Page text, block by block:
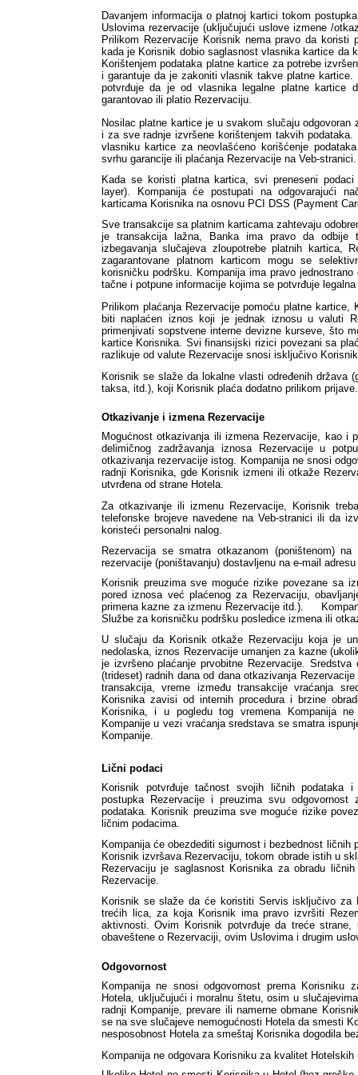
Davanjem informacija o platnoj kartici tokom
Uslovima rezervacije (uključujući uslove izmene /
Prilikom Rezervacije Korisnik nema pravo da
kada je Korisnik dobio saglasnost vlasnika kartice da
Korištenjem podataka platne kartice za potrebe
i garantuje da je zakoniti vlasnik takve platne
potvrđuje da je od vlasnika legalne platne kartice
garantovao ili platio Rezervaciju.
Nosilac platne kartice je u svakom slučaju
i za sve radnje izvršene korištenjem takvih
vlasniku kartice za neovlašćeno korišćenje
svrhu garancije ili plaćanja Rezervacije na Veb-stranici.
Kada se koristi platna kartica, svi preneseni
layer). Kompanija će postupati na odgovarajući
karticama Korisnika na osnovu PCI DSS (Payment
Sve transakcije sa platnim karticama zahtevaju
je transakcija lažna, Banka ima pravo da odbije
izbegavanja slučajeva zloupotrebe platnih kartica,
zagarantovane platnom karticom mogu se
korisničku podršku. Kompanija ima pravo
tačne i potpune informacije kojima se potvrđuje
Prilikom plaćanja Rezervacije pomoću platne
biti naplaćen iznos koji je jednak iznosu u valuti
primenjivati sopstvene interne devizne kurseve, što
kartice Korisnika. Svi finansijski rizici povezani sa
razlikuje od valute Rezervacije snosi isključivo
Korisnik se slaže da lokalne vlasti određenih država
taksa, itd.), koji Korisnik plaća dodatno prilikom prijave.
Otkazivanje i izmena Rezervacije
Mogućnost otkazivanja ili izmena Rezervacije, kao i
delimičnog zadržavanja iznosa Rezervacije u
otkazivanja rezervacije istog. Kompanija ne snosi
radnji Korisnika, gde Korisnik izmeni ili otkaže
utvrđena od strane Hotela.
Za otkazivanje ili izmenu Rezervacije, Korisnik
telefonske brojeve navedene na Veb-stranici ili da
koristeći personalni nalog.
Rezervacija se smatra otkazanom (poništenom)
rezervacije (poništavanju) dostavljenu na e-mail
Korisnik preuzima sve moguće rizike povezane sa
pored iznosa već plaćenog za Rezervaciju,
primena kazne za izmenu Rezervacije itd.).
Službe za korisničku podršku posledice izmena ili
U slučaju da Korisnik otkaže Rezervaciju koja je
nedolaska, iznos Rezervacije umanjen za kazne
je izvršeno plaćanje prvobitne Rezervacije.
(trideset) radnih dana od dana otkazivanja
transakcija, vreme između transakcije vraćanja
Korisnika zavisi od internih procedura i brzine
Korisnika, i u pogledu tog vremena Kompanija
Kompanije u vezi vraćanja sredstava se smatra
Kompanije.
Lični podaci
Korisnik potvrđuje tačnost svojih ličnih podataka
postupka Rezervacije i preuzima svu
podataka. Korisnik preuzima sve moguće rizike
ličnim podacima.
Kompanija će obezdediti sigurnost i bezbednost
Korisnik izvršava Rezervaciju, tokom obrade istih u
Rezervaciju je saglasnost Korisnika za obradu
Rezervacije.
Korisnik se slaže da će koristiti Servis isključivo za
trećih lica, za koja Korisnik ima pravo izvršiti
aktivnosti. Ovim Korisnik potvrđuje da treće
obaveštene o Rezervaciji, ovim Uslovima i drugim
Odgovornost
Kompanija ne snosi odgovornost prema Korisniku
Hotela, uključujući i moralnu štetu, osim u
radnji Kompanije, prevare ili namerne obmane
se na sve slučajeve nemogućnosti Hotela da smesti
nesposobnost Hotela za smeštaj Korisnika dogodila
Kompanija ne odgovara Korisniku za kvalitet Hotelskih